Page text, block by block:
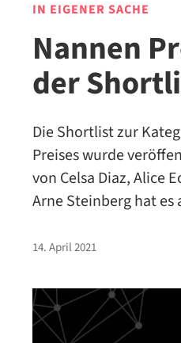
IN EIGENER SACHE
Nannen
der
Die Shortlist zur
Preises wurde
von Celsa Diaz, Alice
Arne Steinberg hat es
14. April 2021